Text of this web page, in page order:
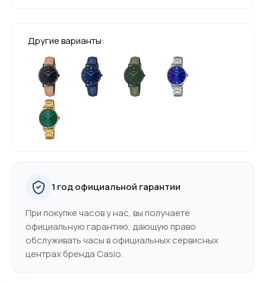
Другие варианты:
1 год официальной гарантии
При покупке часов у нас, вы получаете
официальную гарантию, дающую право
обслуживать часы в официальных сервисных
центрах бренда Casio.